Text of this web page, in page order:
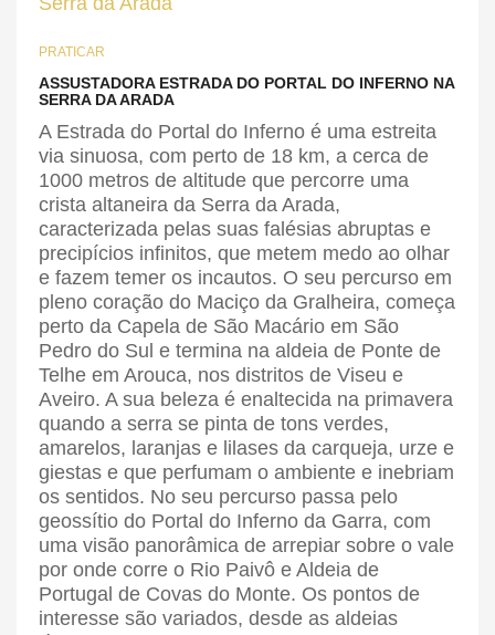
PRATICAR
ASSUSTADORA ESTRADA DO PORTAL DO INFERNO NA
SERRA DA ARADA
A Estrada do Portal do Inferno é uma estreita
via sinuosa, com perto de 18 km, a cerca de
1000 metros de altitude que percorre uma
crista altaneira da Serra da Arada,
caracterizada pelas suas falésias abruptas e
precipícios infinitos, que metem medo ao olhar
e fazem temer os incautos. O seu percurso em
pleno coração do Maciço da Gralheira, começa
perto da Capela de São Macário em São
Pedro do Sul e termina na aldeia de Ponte de
Telhe em Arouca, nos distritos de Viseu e
Aveiro. A sua beleza é enaltecida na primavera
quando a serra se pinta de tons verdes,
amarelos, laranjas e lilases da carqueja, urze e
giestas e que perfumam o ambiente e inebriam
os sentidos. No seu percurso passa pelo
geossítio do Portal do Inferno da Garra, com
uma visão panorâmica de arrepiar sobre o vale
por onde corre o Rio Paivô e Aldeia de
Portugal de Covas do Monte. Os pontos de
interesse são variados, desde as aldeias